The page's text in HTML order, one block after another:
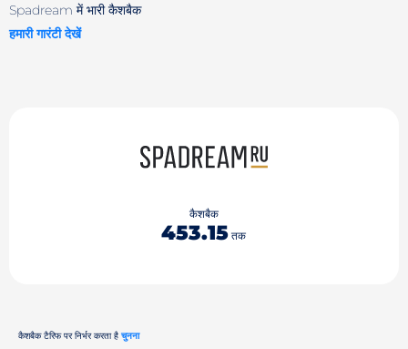
Spadream में भारी कैशबैक
हमारी गारंटी देखें
कैशबैक
453.15 तक
कैशबैक टैरिफ पर निर्भर करता है चुनना